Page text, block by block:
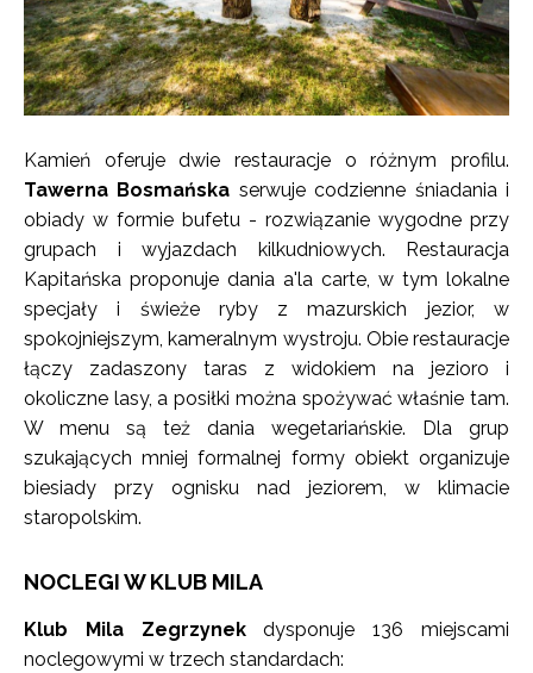
Kamień oferuje dwie restauracje o różnym profilu.
Tawerna Bosmańska serwuje codzienne śniadania i
obiady w formie bufetu - rozwiązanie wygodne przy
grupach i wyjazdach kilkudniowych. Restauracja
Kapitańska proponuje dania a'la carte, w tym lokalne
specjały i świeże ryby z mazurskich jezior, w
spokojniejszym, kameralnym wystroju. Obie restauracje
łączy zadaszony taras z widokiem na jezioro i
okoliczne lasy, a posiłki można spożywać właśnie tam.
W menu są też dania wegetariańskie. Dla grup
szukających mniej formalnej formy obiekt organizuje
biesiady przy ognisku nad jeziorem, w klimacie
staropolskim.
NOCLEGI W KLUB MILA
Klub Mila Zegrzynekdysponuje 136 miejscami
noclegowymi w trzech standardach: